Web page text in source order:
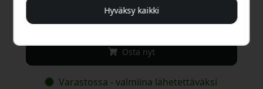
84.99 EUR
Osta nyt
Varastossa - valmiina lähetettäväksi
Hyväksy kaikki